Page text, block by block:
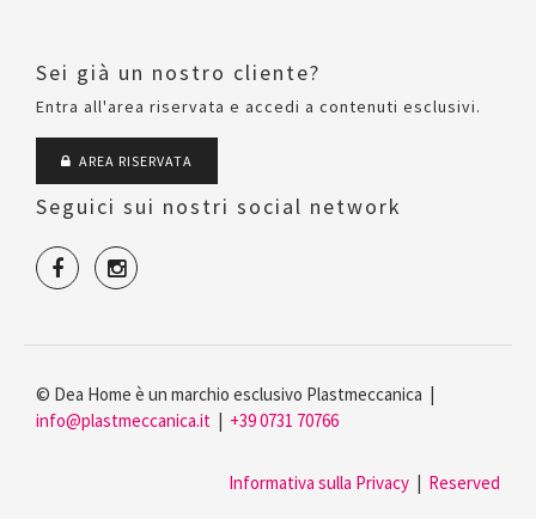
Sei già un nostro cliente?
Entra all'area riservata e accedi a contenuti esclusivi.
AREA RISERVATA
Seguici sui nostri social network
© Dea Home è un marchio esclusivo Plastmeccanica |
info@plastmeccanica.it | +39 0731 70766
Informativa sulla Privacy | Reserved